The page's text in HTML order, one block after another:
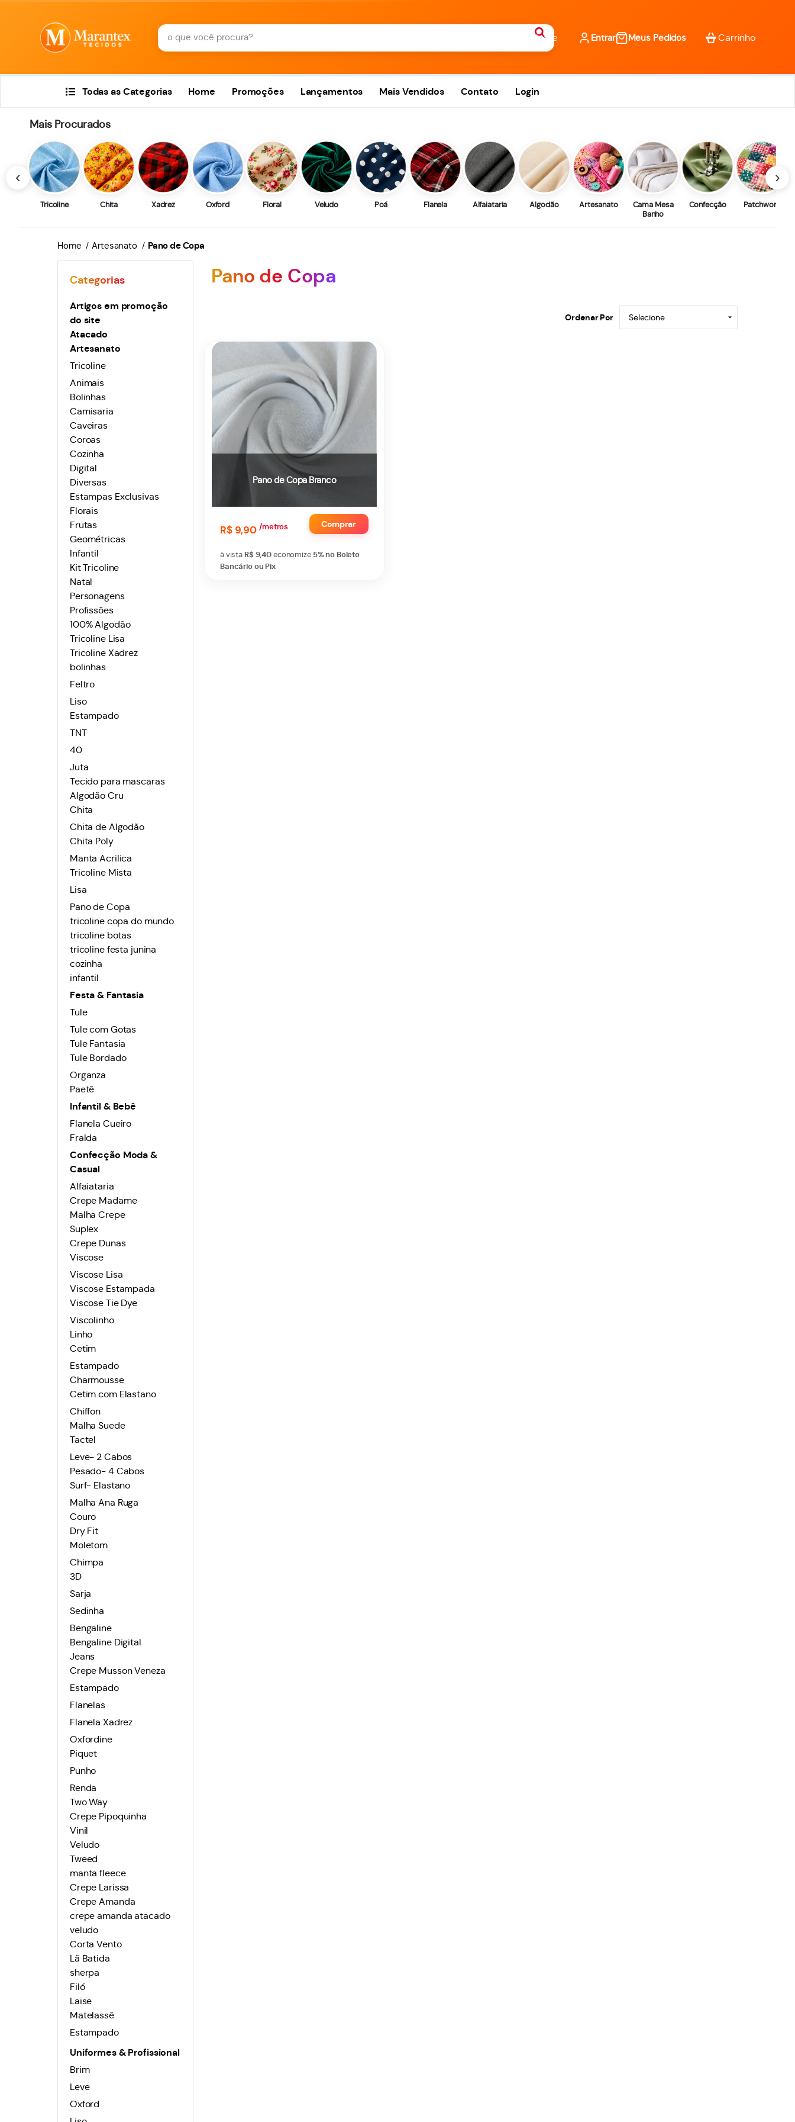
Entrar Meus Pedidos
Todas as Categorias Home Promoções Lançamentos Mais Vendidos Contato Login
‹
Mais Procurados
Tricoline Chita Xadrez Oxford Floral Veludo Poá Flanela Alfaiataria Algodão Artesanato
Cama Mesa
Banho
Confecção Patchwork
›
Home Artesanato Pano de Copa
Artigos em promoção
do site
Atacado
Artesanato
Tricoline
Animais
Bolinhas
Camisaria
Caveiras
Coroas
Cozinha
Digital
Diversas
Estampas Exclusivas
Florais
Frutas
Geométricas
Infantil
Kit Tricoline
Natal
Personagens
Profissões
100% Algodão
Tricoline Lisa
Tricoline Xadrez
bolinhas
Feltro
Liso
Estampado
TNT
40
Juta
Tecido para mascaras
Algodão Cru
Chita
Chita de Algodão
Chita Poly
Manta Acrilica
Tricoline Mista
Lisa
Pano de Copa
tricoline copa do mundo
tricoline botas
tricoline festa junina
cozinha
infantil
Festa & Fantasia
Tule
Tule com Gotas
Tule Fantasia
Tule Bordado
Organza
Paetê
Infantil & Bebê
Flanela Cueiro
Fralda
Confecção Moda &
Casual
Alfaiataria
Crepe Madame
Malha Crepe
Suplex
Crepe Dunas
Viscose
Viscose Lisa
Viscose Estampada
Viscose Tie Dye
Viscolinho
Linho
Cetim
Estampado
Charmousse
Cetim com Elastano
Chiffon
Malha Suede
Tactel
Leve- 2 Cabos
Pesado- 4 Cabos
Surf- Elastano
Malha Ana Ruga
Couro
Dry Fit
Moletom
Chimpa
3D
Sarja
Sedinha
Bengaline
Bengaline Digital
Jeans
Crepe Musson Veneza
Estampado
Flanelas
Flanela Xadrez
Oxfordine
Piquet
Punho
Renda
Two Way
Crepe Pipoquinha
Vinil
Veludo
Tweed
manta fleece
Crepe Larissa
Crepe Amanda
crepe amanda atacado
veludo
Corta Vento
Lã Batida
sherpa
Filó
Laise
Matelassê
Estampado
Uniformes & Profissional
Brim
Leve
Oxford
Pano de Copa
Ordenar Por Selecione
Pano de Copa Branco
R$ 9,90 /metros Comprar
à vista R$ 9,40economize 5%no Boleto
Bancário ou Pix